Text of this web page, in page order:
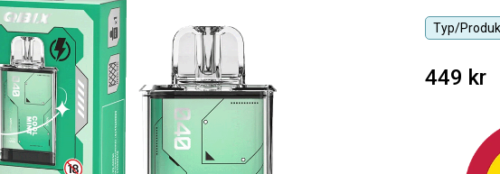
Typ/
449 kr